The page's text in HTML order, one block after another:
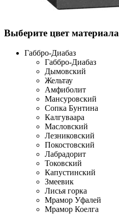
Выберите цвет материала
Габбро-Диабаз
Габбро-Диабаз
Дымовский
Жельтау
Амфиболит
Мансуровский
Сопка Бунтина
Калгуваара
Масловский
Лезниковский
Покостовский
Лабрадорит
Токовский
Капустинский
Змеевик
Лисья горка
Мрамор Уфалей
Мрамор Коелга